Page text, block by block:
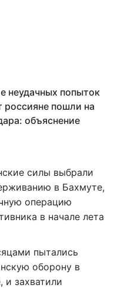
неудачных попыток
россияне пошли на
объяснение
силы выбрали
в Бахмуте,
операцию
в начале лета
пытались
оборону в
и захватили